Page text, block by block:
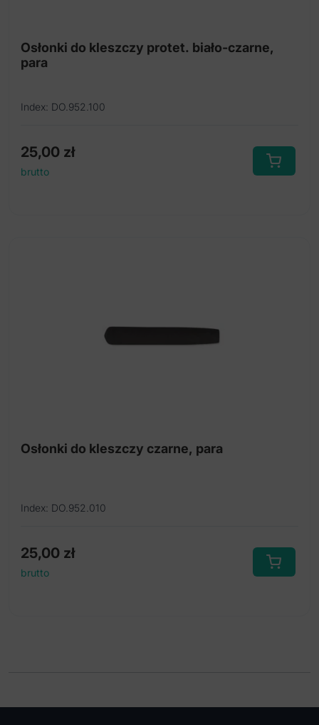
Osłonki do kleszczy protet. biało-czarne,
para
Index: DO.952.100
25,00 zł
brutto
Osłonki do kleszczy czarne, para
Index: DO.952.010
25,00 zł
brutto